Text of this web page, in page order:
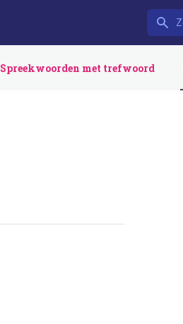
Spreekwoorden met trefwoord